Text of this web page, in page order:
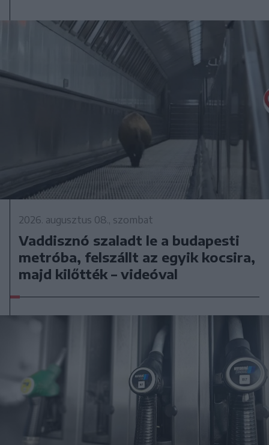
2026. augusztus 08., szombat
Vaddisznó szaladt le a budapesti
metróba, felszállt az egyik kocsira,
majd kilőtték – videóval